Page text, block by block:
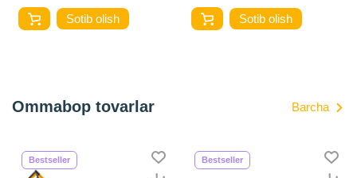
Sotib olish Sotib olish
Ommabop tovarlar Barcha
Bestseller Bestseller